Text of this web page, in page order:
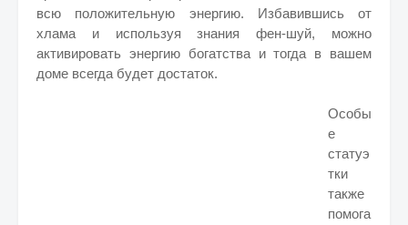
всю положительную энергию. Избавившись от
хлама и используя знания фен-шуй, можно
активировать энергию богатства и тогда в вашем
доме всегда будет достаток.
Особы
е
статуэ
тки
также
помога